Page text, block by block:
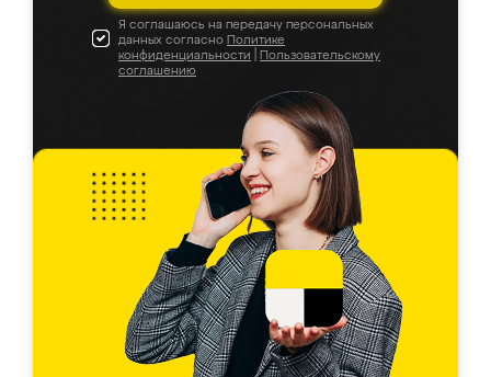
Я соглашаюсь на передачу персональных
данных согласно Политике
конфиденциальности
Пользовательскому
соглашению